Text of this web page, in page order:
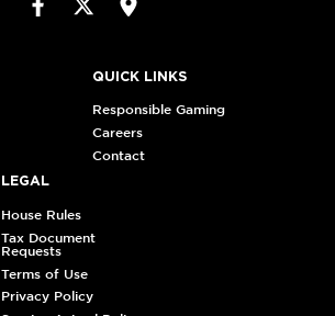
QUICK LINKS
Responsible Gaming
Careers
Contact
LEGAL
House Rules
Tax Document
Requests
Terms of Use
Privacy Policy